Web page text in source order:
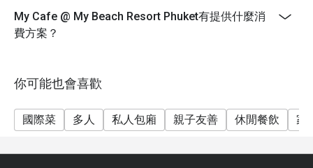
My Cafe @ My Beach Resort Phuket有提供什麼消
費方案？
你可能也會喜歡
國際菜 多人 私人包廂 親子友善 休閒餐飲 家